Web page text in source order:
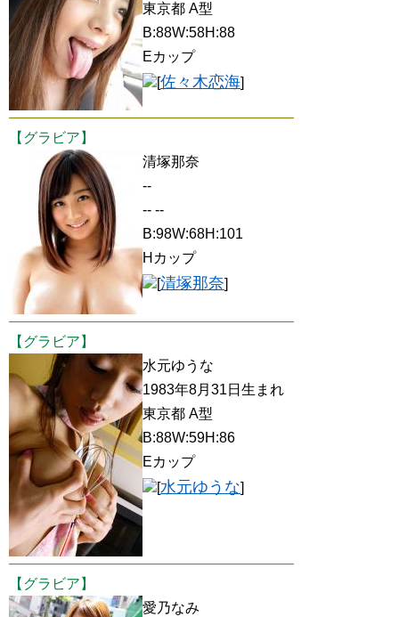
東京都 A型
B:88W:58H:88
Eカップ
[佐々木恋海]
【グラビア】
清塚那奈
--
-- --
B:98W:68H:101
Hカップ
[清塚那奈]
【グラビア】
水元ゆうな
1983年8月31日生まれ
東京都 A型
B:88W:59H:86
Eカップ
[水元ゆうな]
【グラビア】
愛乃なみ